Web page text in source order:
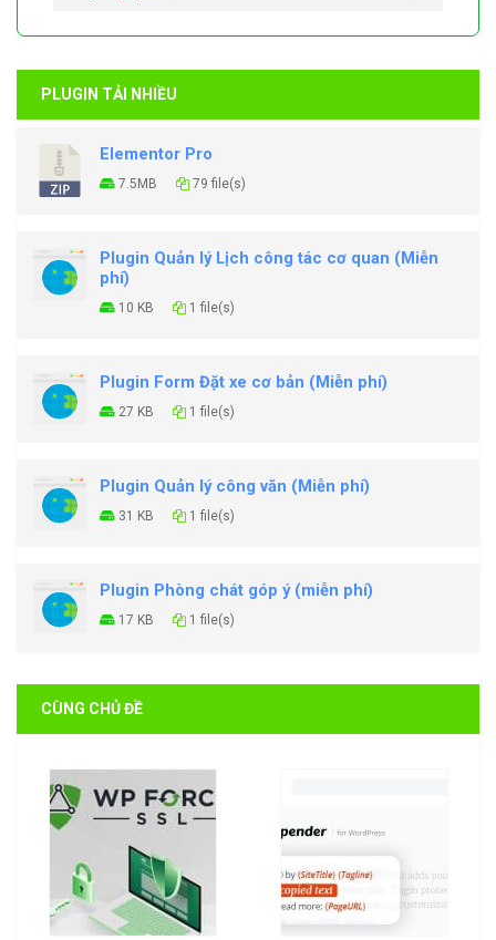
PLUGIN TẢI NHIỀU
Elementor Pro
7.5MB 79 file(s)
Plugin Quản lý Lịch công tác cơ quan (Miễn
phí)
10 KB 1 file(s)
Plugin Form Đặt xe cơ bản (Miễn phí)
27 KB 1 file(s)
Plugin Quản lý công văn (Miễn phí)
31 KB 1 file(s)
Plugin Phòng chát góp ý (miễn phí)
17 KB 1 file(s)
CÙNG CHỦ ĐỀ